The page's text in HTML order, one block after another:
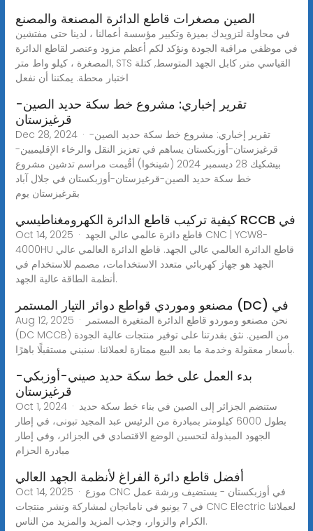
الصين مصغرات قاطع الدائرة المصنعة والمصنع
في محاولة لتزويدك بميزة وتكبير مؤسسة أعمالنا ، لدينا حتى مفتشين
في موظفي مراقبة الجودة ونؤكد لكم أعظم مزود وعنصر لقاطع الدائرة
المصغرة ، كيلو واط متر, STS القياسي متر, كابل الجهد المتوسط, كتلة
اختبار محطة. يمكننا أن نفعل
تقرير إخباري: مشروع خط سكة حديد الصين-
قرغيزستان
Dec 28, 2024 · تقرير إخباري: مشروع خط سكة حديد الصين-
قرغيزستان-أوزبكستان يساهم في تعزيز النقل والرخاء الإقليميين-
بيشكيك 28 ديسمبر 2024 (شينخوا) أقُيمت مراسم تدشين مشروع
خط سكة حديد الصين-قرغيزستان-أوزبكستان في جلال آباد
بقرغيزستان يوم
كيفية تركيب قاطع الدائرة الكهرومغناطيسي RCCB في
Oct 14, 2025 · قاطع دائرة عالمي عالي الجهد CNC | YCW8-
4000HU قاطع الدائرة العالمي عالي الجهد. قاطع الدائرة العالمي عالي
الجهد هو جهاز كهربائي متعدد الاستخدامات، مصمم للاستخدام في
أنظمة الطاقة عالية الجهد.
مصنعو وموردي قواطع دوائر التيار المستمر (DC) في
Aug 12, 2025 · نحن مصنعو وموردو قاطع الدائرة المتغيرة المستمر
(DC MCCB) من الصين. نثق بقدرتنا على توفير منتجات عالية الجودة
بأسعار معقولة وخدمة ما بعد البيع ممتازة لعملائنا. سنبني مستقبلًا باهرًا.
بدء العمل على خط سكة حديد صيني-أوزبكي-
قرغيزستان
Oct 1, 2024 · ستنضم الجزائر إلى الصين في بناء خط سكة حديد
بطول 6000 كيلومتر بمبادرة من الرئيس عبد المجيد تبونى، في إطار
الجهود المبذولة لتحسين الوضع الاقتصادي في الجزائر، وفي إطار
مبادرة الحزام
أفضل قاطع دائرة الفراغ لأنظمة الجهد العالي
Oct 14, 2025 · موزع CNC في أوزبكستان - يستضيف ورشة عمل
في 7 يونيو في نامانجان لمشاركة ونشر منتجات CNC Electric لعملائنا
الكرام والزوار، وجذب المزيد والمزيد من الناس.